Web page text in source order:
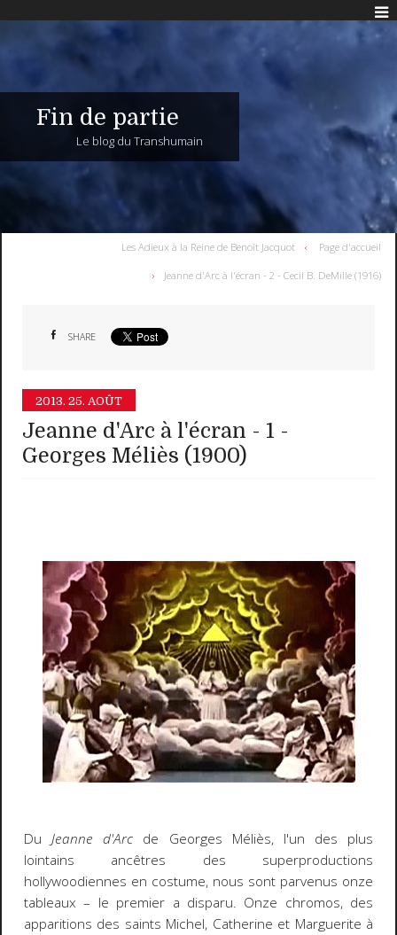
Fin de partie
Le blog du Transhumain
Les Adieux à la Reine de Benoît Jacquot Page d'accueil
Jeanne d'Arc à l'écran - 2 - Cecil B. DeMille (1916)
SHARE
2013. 25. AOÛT
Jeanne d'Arc à l'écran - 1 -
Georges Méliès (1900)
Du Jeanne d'Arc de Georges Méliès, l'un des plus
lointains ancêtres des superproductions
hollywoodiennes en costume, nous sont parvenus onze
tableaux – le premier a disparu. Onze chromos, des
apparitions des saints Michel, Catherine et Marguerite à